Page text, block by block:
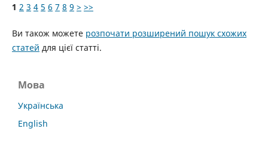
1 2 3 4 5 6 7 8 9 > >>
Ви також можете розпочати розширений пошук схожих
статей для цієї статті.
Мова
Українська
English